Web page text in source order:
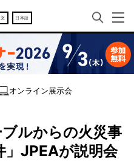
文 日本語
オンライン展示会
ブルからの火災事
JPEAが説明会